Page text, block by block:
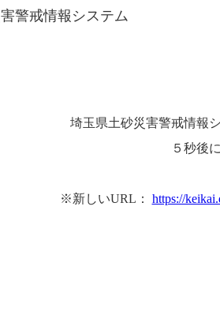
警戒情報システム
埼玉県土砂災害警戒情報
５秒後
※新しいURL： https://